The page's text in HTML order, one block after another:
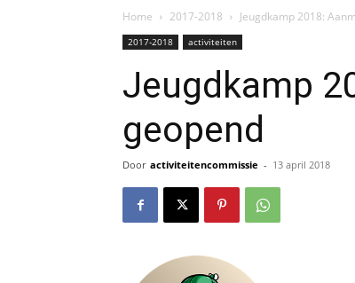
Home 2017-2018 Jeugdkamp 2018:
2017-2018 activiteiten
Jeugdkamp
geopend
Door activiteitencommissie - 13 april 2018